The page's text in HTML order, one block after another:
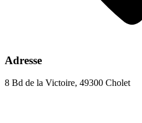
Adresse
8 Bd de la Victoire, 49300 Cholet